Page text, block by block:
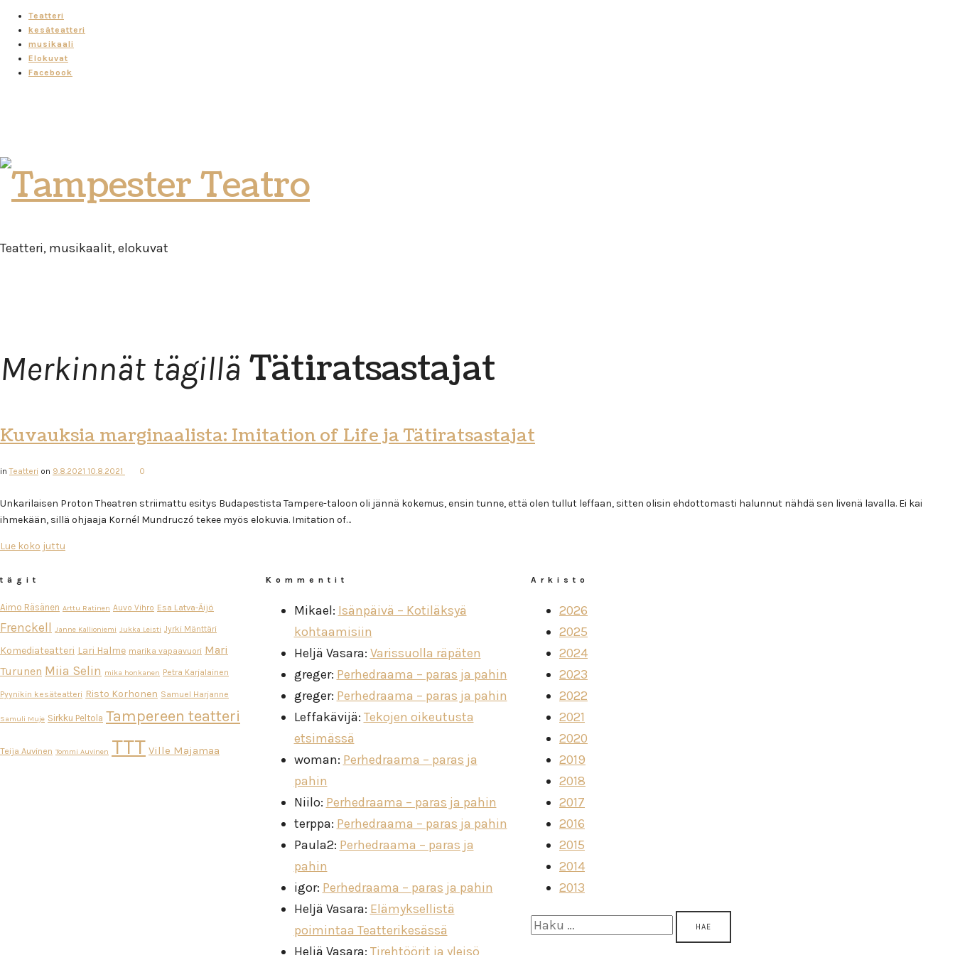
Teatteri
kesäteatteri
musikaali
Elokuvat
Facebook
Tampester
Teatro
Teatteri, musikaalit, elokuvat
Merkinnät tägillä Tätiratsastajat
Kuvauksia marginaalista: Imitation of Life ja Tätiratsastajat
inTeatteri on 9.8.2021 10.8.2021 0
Unkarilaisen Proton Theatren striimattu esitys Budapestista Tampere-taloon oli jännä kokemus, ensin tunne, että olen tullut leffaan, sitten olisin ehdottomasti halunnut nähdä sen livenä lavalla. Ei kai
ihmekään, sillä ohjaaja Kornél Mundruczó tekee myös elokuvia. Imitation of…
Lue koko juttu
tägit
Aimo Räsänen Arttu Ratinen Auvo Vihro Esa Latva-Äijö
Frenckell Janne Kallioniemi Jukka Leisti Jyrki Mänttäri
Komediateatteri Lari Halme marika vapaavuori Mari
Turunen Miia Selin mika honkanen Petra Karjalainen
Pyynikin kesäteatteri Risto Korhonen Samuel Harjanne
Samuli Muje Sirkku Peltola Tampereen teatteri
Teija Auvinen Tommi Auvinen TTT Ville Majamaa
Kommentit
Mikael: Isänpäivä – Kotiläksyä
kohtaamisiin
Heljä Vasara: Varissuolla räpäten
greger: Perhedraama – paras ja pahin
greger: Perhedraama – paras ja pahin
Leffakävijä: Tekojen oikeutusta
etsimässä
woman: Perhedraama – paras ja
pahin
Niilo: Perhedraama – paras ja pahin
terppa: Perhedraama – paras ja pahin
Paula2: Perhedraama – paras ja
pahin
igor: Perhedraama – paras ja pahin
Heljä Vasara: Elämyksellistä
poimintaa Teatterikesässä
Heljä Vasara: Tirehtöörit ja yleisö
Arkisto
2026
2025
2024
2023
2022
2021
2020
2019
2018
2017
2016
2015
2014
2013
Haku: